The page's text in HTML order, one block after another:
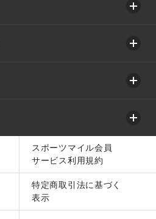
スポーツマイル会員
サービス利用規約
特定商取引法に基づく
表示